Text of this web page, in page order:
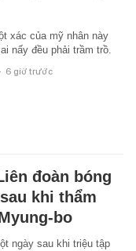
xác của mỹ nhân này
nấy đều phải trầm trồ.
6 giờ trước
đoàn bóng
khi thẩm
bo
ngày sau khi triệu tập